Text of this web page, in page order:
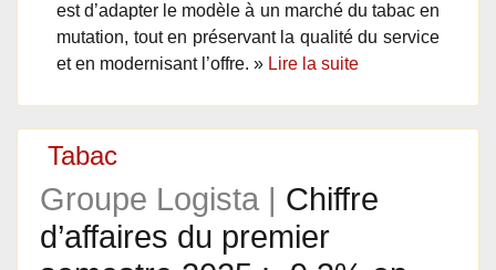
est d’adapter le modèle à un marché du tabac en
mutation, tout en préservant la qualité du service
et en modernisant l’offre. » Lire la suite
Tabac
Groupe Logista | Chiffre
d’affaires du premier